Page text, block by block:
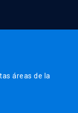
áreas de la